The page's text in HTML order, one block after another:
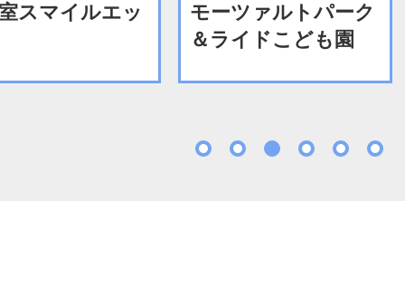
スマイルエッ
モーツァルトパーク
＆ライドこども園